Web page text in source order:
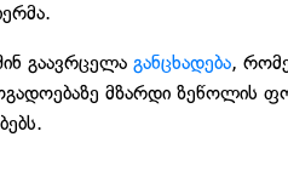
გაავრცელა განცხადება,
მზარდი ზეწოლის